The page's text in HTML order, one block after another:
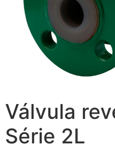
Válvula
Série 2L